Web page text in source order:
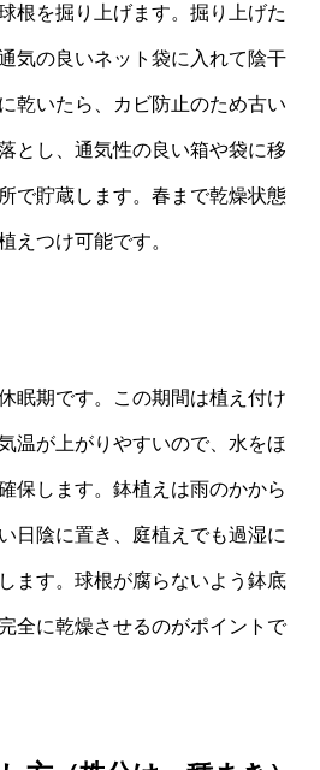
根を掘り上げます。掘り上げた
気の良いネット袋に入れて陰干
乾いたら、カビ防止のため古い
とし、通気性の良い箱や袋に移
で貯蔵します。春まで乾燥状態
えつけ可能です。
眠期です。この期間は植え付け
温が上がりやすいので、水をほ
保します。鉢植えは雨のかから
日陰に置き、庭植えでも過湿に
ます。球根が腐らないよう鉢底
全に乾燥させるのがポイントで